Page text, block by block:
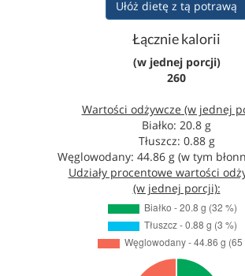
Ułóż dietę z tą potrawą
Łącznie kalorii
(w jednej porcji)
260
Wartości odżywcze (w jednej
Białko: 20.8 g
Tłuszcz: 0.88 g
Węglowodany: 44.86 g (w tym
Udziały procentowe wartości
(w jednej porcji):